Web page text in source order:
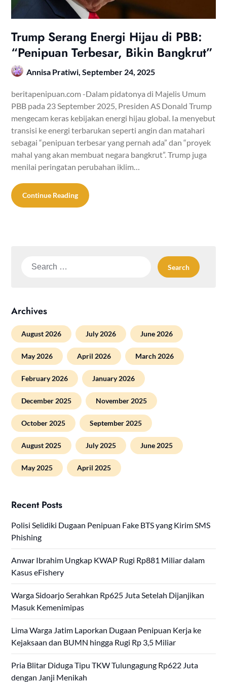
Trump Serang Energi Hijau di PBB:
“Penipuan Terbesar, Bikin Bangkrut”
Annisa Pratiwi,September 24, 2025
beritapenipuan.com -Dalam pidatonya di Majelis Umum
PBB pada 23 September 2025, Presiden AS Donald Trump
mengecam keras kebijakan energi hijau global. Ia menyebut
transisi ke energi terbarukan seperti angin dan matahari
sebagai “penipuan terbesar yang pernah ada” dan “proyek
mahal yang akan membuat negara bangkrut”. Trump juga
menilai peringatan perubahan iklim…
Continue Reading
Search
Archives
August 2026 July 2026 June 2026
May 2026 April 2026 March 2026
February 2026 January 2026
December 2025 November 2025
October 2025 September 2025
August 2025 July 2025 June 2025
May 2025 April 2025
Recent Posts
Polisi Selidiki Dugaan Penipuan Fake BTS yang Kirim SMS
Phishing
Anwar Ibrahim Ungkap KWAP Rugi Rp881 Miliar dalam
Kasus eFishery
Warga Sidoarjo Serahkan Rp625 Juta Setelah Dijanjikan
Masuk Kemenimipas
Lima Warga Jatim Laporkan Dugaan Penipuan Kerja ke
Kejaksaan dan BUMN hingga Rugi Rp 3,5 Miliar
Pria Blitar Diduga Tipu TKW Tulungagung Rp622 Juta
dengan Janji Menikah